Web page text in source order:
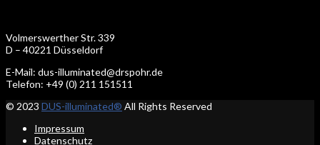
Volmerswerther Str. 339
D – 40221 Düsseldorf
E-Mail: dus-illuminated@drspohr.de
Telefon: +49 (0) 211 151511
© 2023 DUS-illuminated® All Rights Reserved
Impressum
Datenschutz